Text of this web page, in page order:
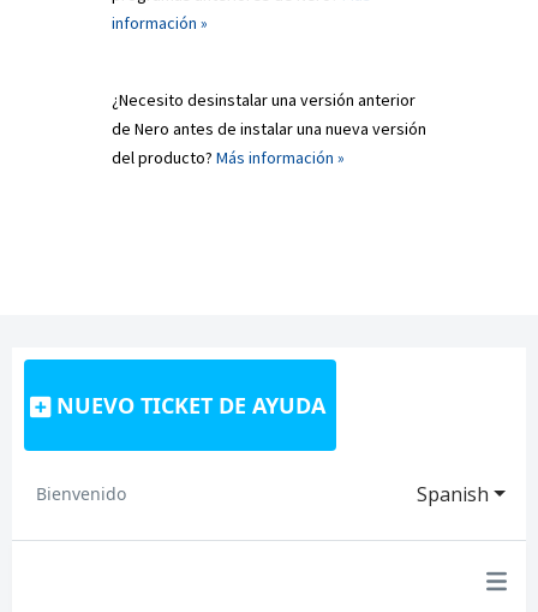
información »
¿Necesito desinstalar una versión anterior
de Nero antes de instalar una nueva versión
del producto? Más información »
NUEVO TICKET DE AYUDA
Spanish
Bienvenido